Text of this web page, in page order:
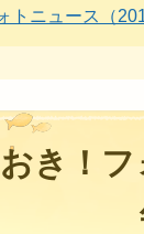
トニュース（
き！